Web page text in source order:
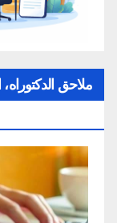
ملاحق الدكتوراه،